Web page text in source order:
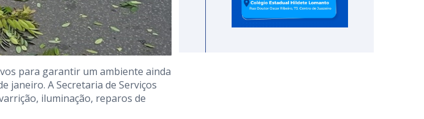
para garantir um ambiente ainda
janeiro. A Secretaria de Serviços
iluminação, reparos de